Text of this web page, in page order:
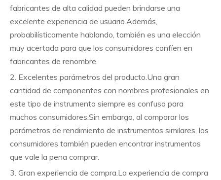
fabricantes de alta calidad pueden brindarse una
excelente experiencia de usuario.Además,
probabilísticamente hablando, también es una elección
muy acertada para que los consumidores confíen en
fabricantes de renombre.
2. Excelentes parámetros del producto.Una gran
cantidad de componentes con nombres profesionales en
este tipo de instrumento siempre es confuso para
muchos consumidores.Sin embargo, al comparar los
parámetros de rendimiento de instrumentos similares, los
consumidores también pueden encontrar instrumentos
que vale la pena comprar.
3. Gran experiencia de compra.La experiencia de compra